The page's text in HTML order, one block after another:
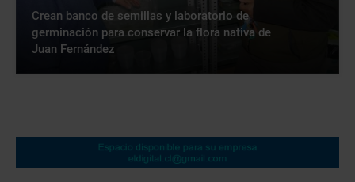
Crean banco de semillas y laboratorio de
germinación para conservar la flora nativa de
Juan Fernández